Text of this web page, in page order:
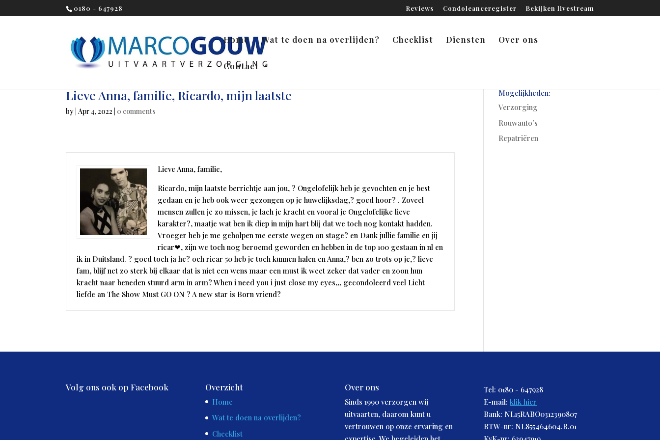
0180 - 647928 Reviews Condoleanceregister Bekijken livestream
Home Wat te doen na overlijden? Checklist Diensten Over ons
Contact
Lieve Anna, familie, Ricardo, mijn laatste
by |Apr 4, 2022 0 comments
Lieve Anna, familie,
Ricardo, mijn laatste berrichtje aan jou, ? Ongelofelijk heb je gevochten en je best
gedaan en je heb ook weer gezongen op je huwelijksdag,? goed hoor? . Zoveel
mensen zullen je zo missen, je lach je kracht en vooral je Ongelofelijke lieve
karakter?, maatje wat ben ik diep in mijn hart blij dat we toch nog kontakt hadden.
Vroeger heb je me geholpen me eerste wegen on stage? en Dank jullie familie en jij
ricar❤, zijn we toch nog beroemd geworden en hebben in de top 100 gestaan in nl en
ik in Duitsland. ? goed toch ja he? och ricar 50 heb je toch kunnen halen en Anna,? ben zo trots op je,? lieve
fam, blijf net zo sterk bij elkaar dat is niet een wens maar een must ik weet zeker dat vader en zoon hun
kracht naar beneden stuurd arm in arm? When i need you i just close my eyes,,, gecondoleerd veel Licht
liefde an The Show Must GO ON ? A new star is Born vriend?
Mogelijkheden:
Verzorging
Rouwauto’s
Repatriëren
Volg ons ook op Facebook Overzicht
Home
Wat te doen na overlijden?
Checklist
Over ons
Sinds 1990 verzorgen wij
uitvaarten, daarom kunt u
vertrouwen op onze ervaring en
Tel: 0180 - 647928
E-mail:klik hier
Bank: NL15RABO0312390807
BTW-nr: NL855464604.B.01